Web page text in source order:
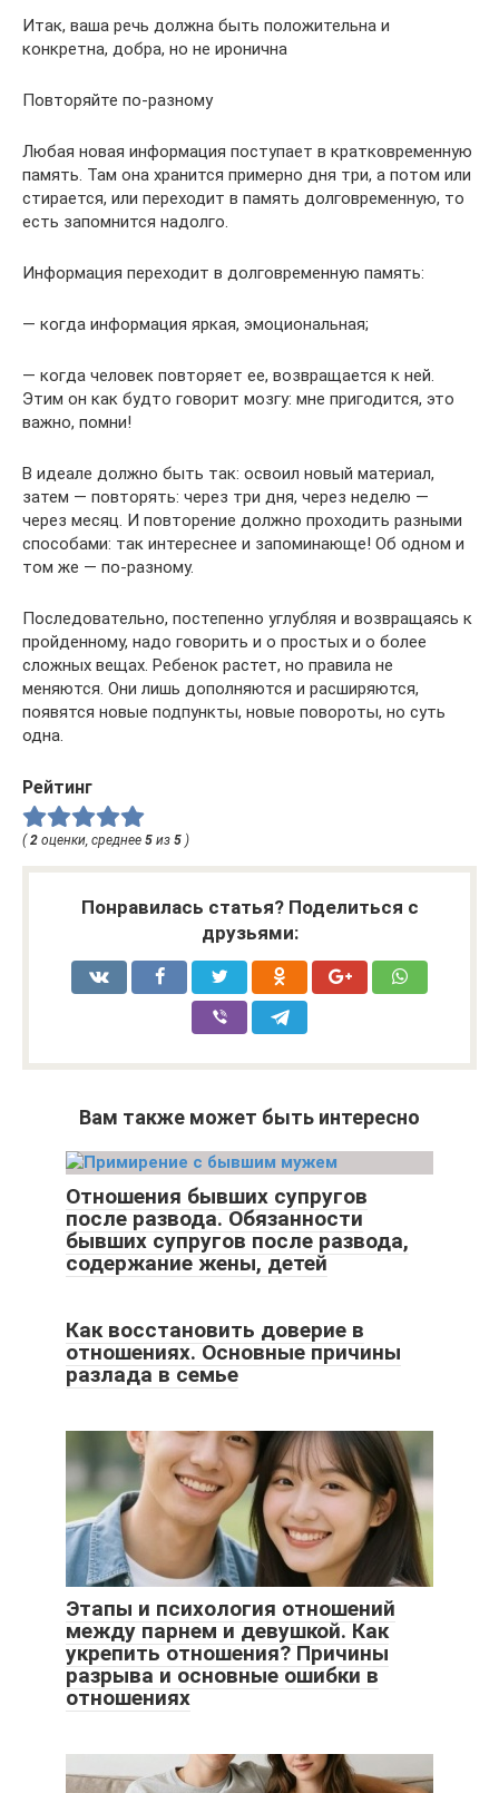
Итак, ваша речь должна быть положительна и
конкретна, добра, но не иронична
Повторяйте по-разному
Любая новая информация поступает в кратковременную
память. Там она хранится примерно дня три, а потом или
стирается, или переходит в память долговременную, то
есть запомнится надолго.
Информация переходит в долговременную память:
— когда информация яркая, эмоциональная;
— когда человек повторяет ее, возвращается к ней.
Этим он как будто говорит мозгу: мне пригодится, это
важно, помни!
В идеале должно быть так: освоил новый материал,
затем — повторять: через три дня, через неделю —
через месяц. И повторение должно проходить разными
способами: так интереснее и запоминающе! Об одном и
том же — по-разному.
Последовательно, постепенно углубляя и возвращаясь к
пройденному, надо говорить и о простых и о более
сложных вещах. Ребенок растет, но правила не
меняются. Они лишь дополняются и расширяются,
появятся новые подпункты, новые повороты, но суть
одна.
Рейтинг
(2 оценки, среднее 5 из 5 )
Понравилась статья? Поделиться с
друзьями:
Вам также может быть интересно
Отношения бывших супругов
после развода. Обязанности
бывших супругов после развода,
содержание жены, детей
Как восстановить доверие в
отношениях. Основные причины
разлада в семье
Этапы и психология отношений
между парнем и девушкой. Как
укрепить отношения? Причины
разрыва и основные ошибки в
отношениях